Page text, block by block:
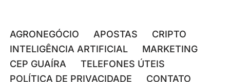
AGRONEGÓCIO APOSTAS
CRIPTO
INTELIGÊNCIA ARTIFICIAL
MARKETING
CEP GUAÍRA
TELEFONES ÚTEIS
POLÍTICA DE PRIVACIDADE
CONTATO